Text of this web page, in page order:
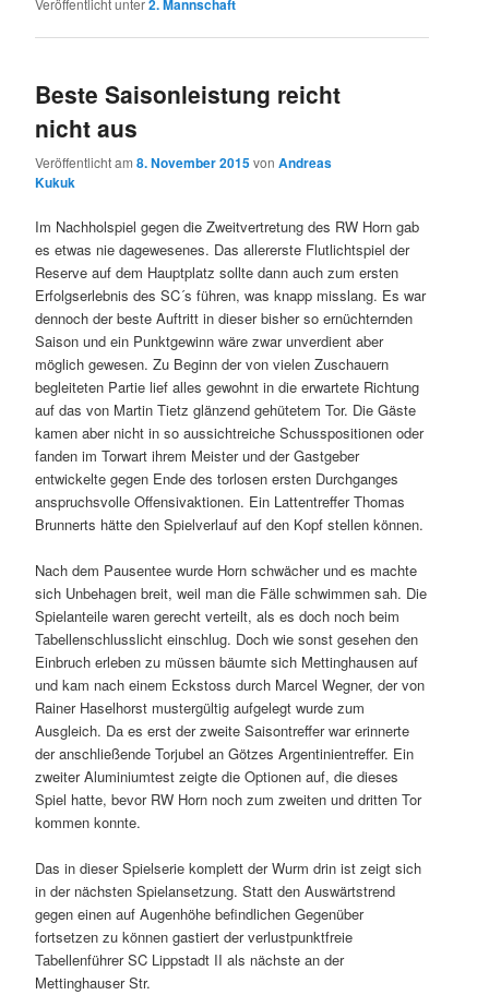
Veröffentlicht unter2. Mannschaft
Beste Saisonleistung reicht
nicht aus
Veröffentlicht am8. November 2015vonAndreas
Kukuk
Im Nachholspiel gegen die Zweitvertretung des RW Horn gab
es etwas nie dagewesenes. Das allererste Flutlichtspiel der
Reserve auf dem Hauptplatz sollte dann auch zum ersten
Erfolgserlebnis des SC´s führen, was knapp misslang. Es war
dennoch der beste Auftritt in dieser bisher so ernüchternden
Saison und ein Punktgewinn wäre zwar unverdient aber
möglich gewesen. Zu Beginn der von vielen Zuschauern
begleiteten Partie lief alles gewohnt in die erwartete Richtung
auf das von Martin Tietz glänzend gehütetem Tor. Die Gäste
kamen aber nicht in so aussichtreiche Schusspositionen oder
fanden im Torwart ihrem Meister und der Gastgeber
entwickelte gegen Ende des torlosen ersten Durchganges
anspruchsvolle Offensivaktionen. Ein Lattentreffer Thomas
Brunnerts hätte den Spielverlauf auf den Kopf stellen können.
Nach dem Pausentee wurde Horn schwächer und es machte
sich Unbehagen breit, weil man die Fälle schwimmen sah. Die
Spielanteile waren gerecht verteilt, als es doch noch beim
Tabellenschlusslicht einschlug. Doch wie sonst gesehen den
Einbruch erleben zu müssen bäumte sich Mettinghausen auf
und kam nach einem Eckstoss durch Marcel Wegner, der von
Rainer Haselhorst mustergültig aufgelegt wurde zum
Ausgleich. Da es erst der zweite Saisontreffer war erinnerte
der anschließende Torjubel an Götzes Argentinientreffer. Ein
zweiter Aluminiumtest zeigte die Optionen auf, die dieses
Spiel hatte, bevor RW Horn noch zum zweiten und dritten Tor
kommen konnte.
Das in dieser Spielserie komplett der Wurm drin ist zeigt sich
in der nächsten Spielansetzung. Statt den Auswärtstrend
gegen einen auf Augenhöhe befindlichen Gegenüber
fortsetzen zu können gastiert der verlustpunktfreie
Tabellenführer SC Lippstadt II als nächste an der
Mettinghauser Str.